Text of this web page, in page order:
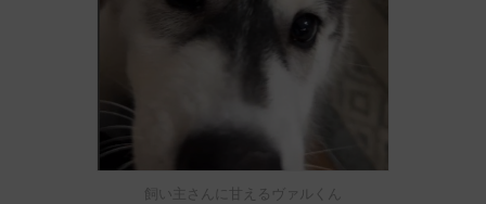
飼い主さんに甘えるヴァルくん